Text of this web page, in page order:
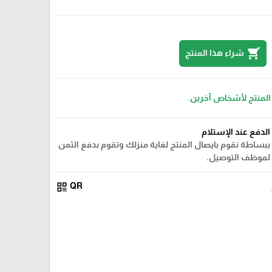
shopping_cart شراء هذا المنتج
المنتج لأشخاص آخرين.
الدفع عند الإستلام
ببساطة نقوم بايصال المنتج لغاية منزلك وتقوم بدفع الثمن
لموظف التوصيل.
QR
qr_code